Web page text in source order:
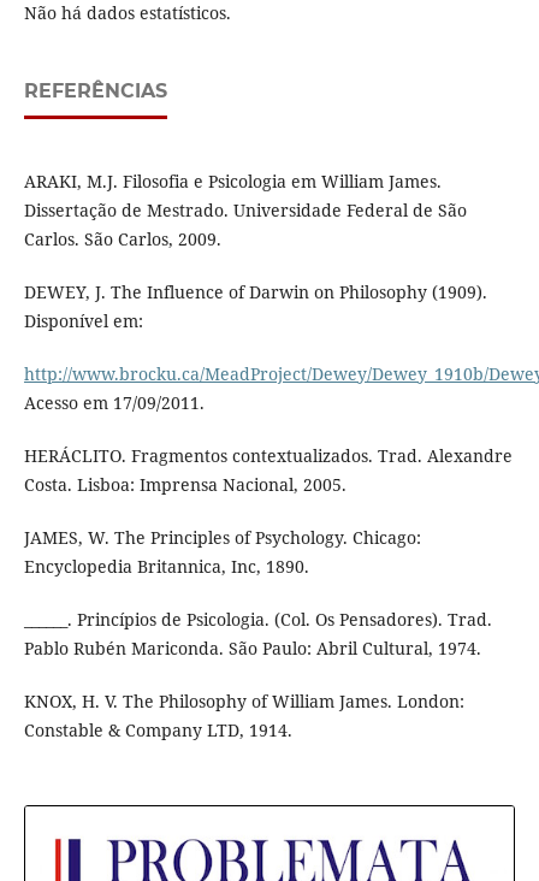
Não há dados estatísticos.
REFERÊNCIAS
ARAKI, M.J. Filosofia e Psicologia em William James.
Dissertação de Mestrado. Universidade Federal de São
Carlos. São Carlos, 2009.
DEWEY, J. The Influence of Darwin on Philosophy (1909).
Disponível em:
http://www.brocku.ca/MeadProject/Dewey/Dewey_1910b/
Acesso em 17/09/2011.
HERÁCLITO. Fragmentos contextualizados. Trad. Alexandre
Costa. Lisboa: Imprensa Nacional, 2005.
JAMES, W. The Principles of Psychology. Chicago:
Encyclopedia Britannica, Inc, 1890.
______. Princípios de Psicologia. (Col. Os Pensadores). Trad.
Pablo Rubén Mariconda. São Paulo: Abril Cultural, 1974.
KNOX, H. V. The Philosophy of William James. London:
Constable & Company LTD, 1914.